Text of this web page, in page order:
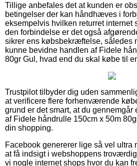
Tillige anbefales det at kunden er
betingelser der kan håndhæves i
eksempelvis hvilken returret internet
den forbindelse er det også
sikrer ens købsbekræftelse, således
kunne bevidne handlen af Fidele
80gr Gul, hvad end du skal købe til
Trustpilot tilbyder dig uden
at verificere flere forhenværende
grund er det smart, at du gennemgår
af Fidele håndrulle 150cm x 50m
din shopping.
Facebook genererer lige så vel ultra
at få indsigt i webshoppens
vi nogle internet shops hvor du kan